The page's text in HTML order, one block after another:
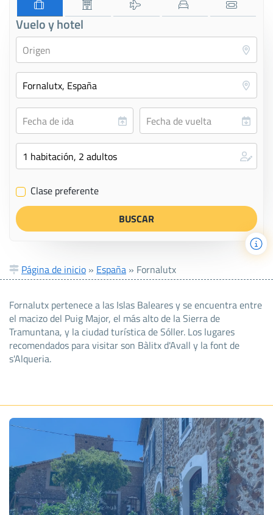
Vuelo y hotel
✔ Clase preferente
Página de inicio » España » Fornalutx
Fornalutx pertenece a las Islas Baleares y se encuentra entre
el macizo del Puig Major, el más alto de la Sierra de
Tramuntana, y la ciudad turística de Sóller. Los lugares
recomendados para visitar son Bàlitx d'Avall y la font de
s'Alqueria.